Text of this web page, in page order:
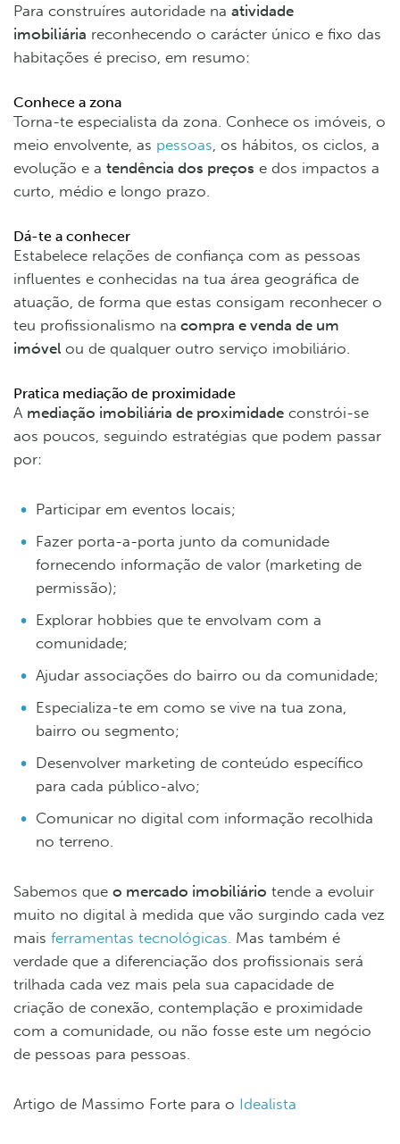
Para construíres autoridade na atividade
imobiliária reconhecendo o carácter único e fixo das
habitações é preciso, em resumo:
Conhece a zona
Torna-te especialista da zona. Conhece os imóveis, o
meio envolvente, as pessoas , os hábitos, os ciclos, a
evolução e a tendência dos preços e dos impactos a
curto, médio e longo prazo.
Dá-te a conhecer
Estabelece relações de confiança com as pessoas
influentes e conhecidas na tua área geográfica de
atuação, de forma que estas consigam reconhecer o
teu profissionalismo na compra e venda de um
imóvel ou de qualquer outro serviço imobiliário.
Pratica mediação de proximidade
A mediação imobiliária de proximidade constrói-se
aos poucos, seguindo estratégias que podem passar
por:
Participar em eventos locais;
Fazer porta-a-porta junto da comunidade
fornecendo informação de valor (marketing de
permissão);
Explorar hobbies que te envolvam com a
comunidade;
Ajudar associações do bairro ou da comunidade;
Especializa-te em como se vive na tua zona,
bairro ou segmento;
Desenvolver marketing de conteúdo específico
para cada público-alvo;
Comunicar no digital com informação recolhida
no terreno.
Sabemos que o mercado imobiliário tende a evoluir
muito no digital à medida que vão surgindo cada vez
mais ferramentas tecnológicas. Mas também é
verdade que a diferenciação dos profissionais será
trilhada cada vez mais pela sua capacidade de
criação de conexão, contemplação e proximidade
com a comunidade, ou não fosse este um negócio
de pessoas para pessoas.
Artigo de Massimo Forte para o Idealista